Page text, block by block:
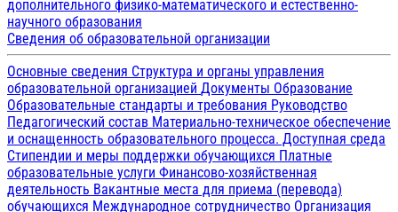
дополнительного физико-математического и естественно-
научного образования
Сведения об образовательной организации
Основные сведения Структура и органы управления
образовательной организацией Документы Образование
Образовательные стандарты и требования Руководство
Педагогический состав Материально-техническое обеспечение
и оснащенность образовательного процесса. Доступная среда
Стипендии и меры поддержки обучающихся Платные
образовательные услуги Финансово-хозяйственная
деятельность Вакантные места для приема (перевода)
обучающихся Международное сотрудничество Организация